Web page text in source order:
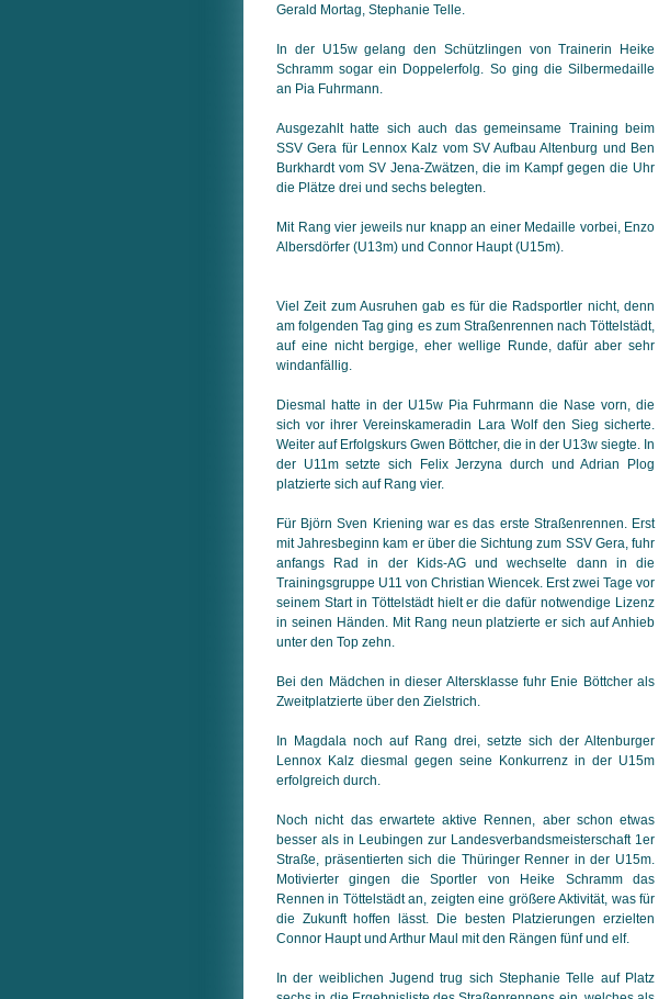
Gerald Mortag, Stephanie Telle.
In der U15w gelang den Schützlingen von Trainerin Heike
Schramm sogar ein Doppelerfolg. So ging die Silbermedaille
an Pia Fuhrmann.
Ausgezahlt hatte sich auch das gemeinsame Training beim
SSV Gera für Lennox Kalz vom SV Aufbau Altenburg und Ben
Burkhardt vom SV Jena-Zwätzen, die im Kampf gegen die Uhr
die Plätze drei und sechs belegten.
Mit Rang vier jeweils nur knapp an einer Medaille vorbei, Enzo
Albersdörfer (U13m) und Connor Haupt (U15m).
Viel Zeit zum Ausruhen gab es für die Radsportler nicht, denn
am folgenden Tag ging es zum Straßenrennen nach Töttelstädt,
auf eine nicht bergige, eher wellige Runde, dafür aber sehr
windanfällig.
Diesmal hatte in der U15w Pia Fuhrmann die Nase vorn, die
sich vor ihrer Vereinskameradin Lara Wolf den Sieg sicherte.
Weiter auf Erfolgskurs Gwen Böttcher, die in der U13w siegte. In
der U11m setzte sich Felix Jerzyna durch und Adrian Plog
platzierte sich auf Rang vier.
Für Björn Sven Kriening war es das erste Straßenrennen. Erst
mit Jahresbeginn kam er über die Sichtung zum SSV Gera, fuhr
anfangs Rad in der Kids-AG und wechselte dann in die
Trainingsgruppe U11 von Christian Wiencek. Erst zwei Tage vor
seinem Start in Töttelstädt hielt er die dafür notwendige Lizenz
in seinen Händen. Mit Rang neun platzierte er sich auf Anhieb
unter den Top zehn.
Bei den Mädchen in dieser Altersklasse fuhr Enie Böttcher als
Zweitplatzierte über den Zielstrich.
In Magdala noch auf Rang drei, setzte sich der Altenburger
Lennox Kalz diesmal gegen seine Konkurrenz in der U15m
erfolgreich durch.
Noch nicht das erwartete aktive Rennen, aber schon etwas
besser als in Leubingen zur Landesverbandsmeisterschaft 1er
Straße, präsentierten sich die Thüringer Renner in der U15m.
Motivierter gingen die Sportler von Heike Schramm das
Rennen in Töttelstädt an, zeigten eine größere Aktivität, was für
die Zukunft hoffen lässt. Die besten Platzierungen erzielten
Connor Haupt und Arthur Maul mit den Rängen fünf und elf.
In der weiblichen Jugend trug sich Stephanie Telle auf Platz